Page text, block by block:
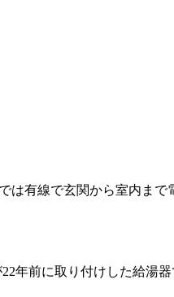
は有線で玄関から室内ま
年前に取り付けした給湯